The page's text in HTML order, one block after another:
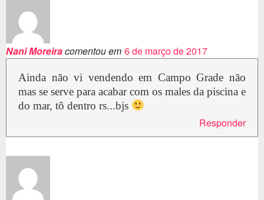
Nani Moreiracomentou em 6 de março de 2017
Ainda não vi vendendo em Campo Grade não
mas se serve para acabar com os males da piscina e
do mar, tô dentro rs...bjs
Responder